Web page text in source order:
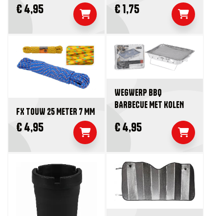
€ 4,95 € 1,75
FX TOUW 25 METER 7 MM
€ 4,95
WEGWERP BBQ
BARBECUE MET KOLEN
€ 4,95